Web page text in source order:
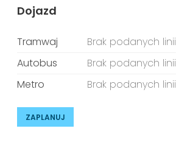
Dojazd
Tramwaj
Brak podanych linii
Autobus
Brak podanych linii
Metro
Brak podanych linii
ZAPLANUJ